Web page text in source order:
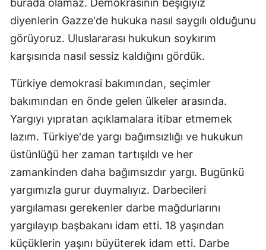
burada olamaz. Demokrasinin beşiğiyiz
diyenlerin Gazze'de hukuka nasıl saygılı olduğunu
görüyoruz. Uluslararası hukukun soykırım
karşısında nasıl sessiz kaldığını gördük.
Türkiye demokrasi bakımından, seçimler
bakımından en önde gelen ülkeler arasında.
Yargıyı yıpratan açıklamalara itibar etmemek
lazım. Türkiye'de yargı bağımsızlığı ve hukukun
üstünlüğü her zaman tartışıldı ve her
zamankinden daha bağımsızdır yargı. Bugünkü
yargımızla gurur duymalıyız. Darbecileri
yargılaması gerekenler darbe mağdurlarını
yargılayıp başbakanı idam etti. 18 yaşından
küçüklerin yaşını büyüterek idam etti. Darbe